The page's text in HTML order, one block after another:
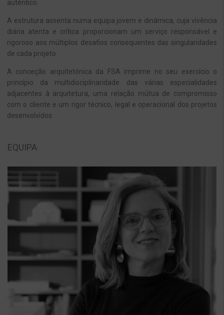
autêntico.
A estrutura assenta numa equipa jovem e dinâmica, cuja vivência
diária atenta e crítica proporcionam um serviço responsável e
rigoroso aos múltiplos desafios consequentes das singularidades
de cada projeto.
A conceção arquitetónica da FSA imprime no seu exercício o
princípio da multidisciplinaridade das várias especialidades
adjacentes à arquitetura, uma relação mútua de compromisso
com o cliente e um rigor técnico, legal e operacional dos projetos
desenvolvidos.
EQUIPA